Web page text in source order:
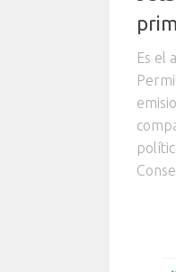
Es el